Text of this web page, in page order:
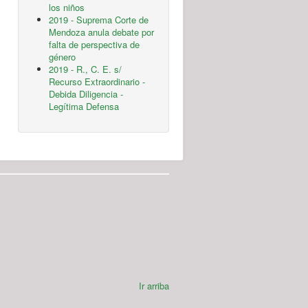
los niños
2019 - Suprema Corte de
Mendoza anula debate por
falta de perspectiva de
género
2019 - R., C. E. s/
Recurso Extraordinario -
Debida Diligencia -
Legítima Defensa
Ir arriba